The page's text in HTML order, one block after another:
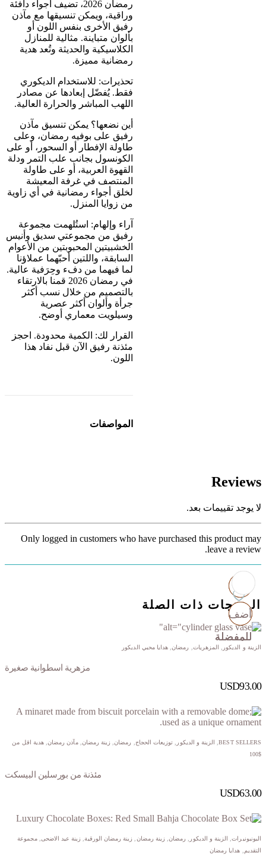
رمضان 2026، تضيف أجواء دافئة
وراقية، ويمكن تنسيقها مع مآذن
رفيق الأخرى بنفس اللون أو
بألوان متباينة. مثالية للمنازل
الكلاسيكية والحديثة وتُعد هدية
رمضانية مميزة.
تحذيرات: للاستخدام الديكوري
فقط. يُفضّل إبعادها عن مصادر
اللهب المباشر والحرارة العالية.
أين نضعها؟ يمكن تنسيق مآذن
رفيق على بوفيه رمضان، وعلى
طاولة الإفطار أو السحور، أو على
الكونسول بجانب علب التمر ودلة
القهوة العربية، أو على طاولة
المنتصف في غرفة المعيشة
لخلق أجواء رمضانية في أي زاوية
من زوايا المنزل.
آراء وإلهام: استُلهمت مجموعة
رفيق من مجموعتي سديق وأنيس
الخشبيتين المحبوبتين من الأعوام
السابقة، واللتين أحبّهما عملاؤنا
لما فيهما من دفء وحِرَفية عالية.
في رمضان 2026 قمنا بالارتقاء
بالتصميم من خلال نسب أكثر
جرأة وألوان أكثر عصرية
وسيلويت معماري أوضح.
القرار لك: الكمية محدودة. احجز
مئذنة رفيق الآن قبل نفاد هذا
اللون.
المواصفات
Reviews
لا يوجد تقييمات بعد.
Only logged in customers who have purchased this product may
leave a review.
المنتجات ذات الصلة
أضف
للمفضلة
الزينة و الديكور المزهريات رمضان, هدايا محبي الديكور
مزهرية اسطوانية صغيرة
USD93.00
أضف
للمفضلة
BEST SELLERS
, الزينة و الديكور توزيعات الحجاج رمضان, زينة رمضان ,مآذن رمضان,هدية اقل من
$100
مئذنة من بورسلين البيسكت
USD63.00
أضف
للمفضلة
البونبونيرات, الزينة و الديكور رمضان, زينة رمضان زينة رمضان الورقية, زينة عيد الاضحى ,مجموعة
التقديم
هدايا رمضان
أضف
للمفضلة